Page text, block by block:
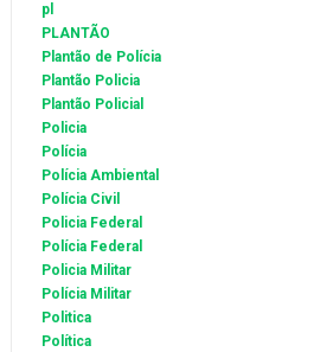
pl
PLANTÃO
Plantão de Polícia
Plantão Policia
Plantão Policial
Policia
Polícia
Polícia Ambiental
Polícia Civil
Policia Federal
Polícia Federal
Policia Militar
Polícia Militar
Politica
Política